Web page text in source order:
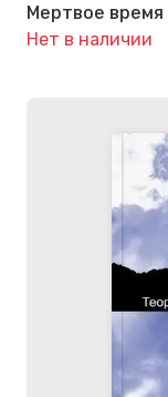
Мертвое время
Нет в наличии